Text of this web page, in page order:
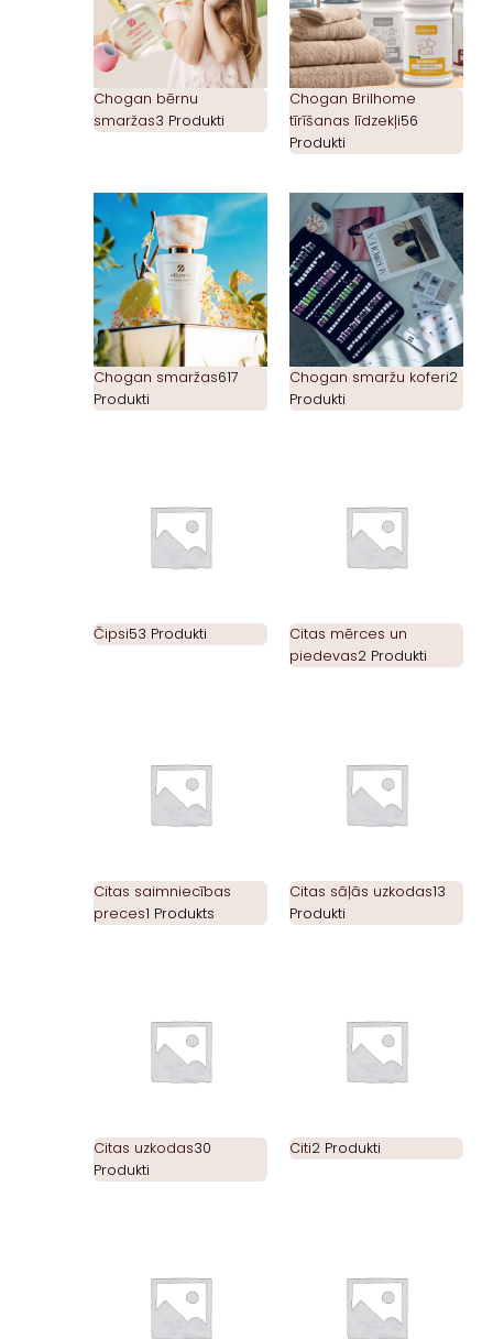
Chogan bērnu
smaržas3 Produkti
Chogan Brilhome
tīrīšanas līdzekļi56
Produkti
Chogan smaržas617
Produkti
Chogan smaržu koferi2
Produkti
Čipsi53 Produkti
Citas mērces un
piedevas2 Produkti
Citas saimniecības
preces1 Produkts
Citas sāļās uzkodas13
Produkti
Citas uzkodas30
Produkti
Citi2 Produkti